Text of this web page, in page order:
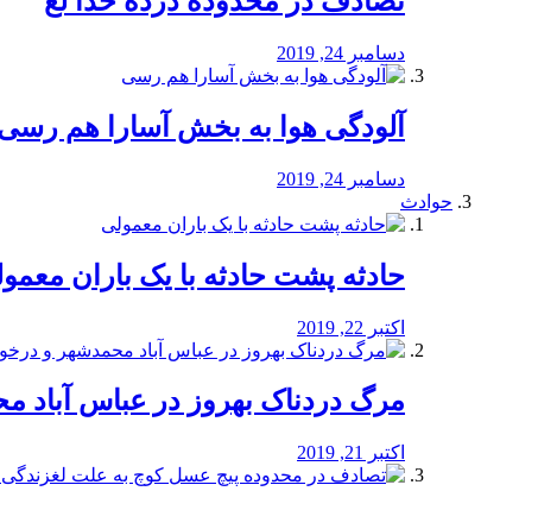
دسامبر 24, 2019
آلودگی هوا به بخش آسارا هم
دسامبر 24, 2019
حوادث
️حادثه پشت حادثه با یک باران
اکتبر 22, 2019
مرگ دردناک بهروز در عباس
اکتبر 21, 2019